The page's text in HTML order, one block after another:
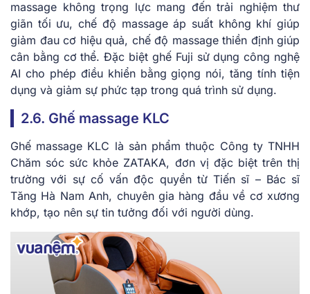
massage không trọng lực mang đến trải nghiệm thư
giãn tối ưu, chế độ massage áp suất không khí giúp
giảm đau cơ hiệu quả, chế độ massage thiền định giúp
cân bằng cơ thể. Đặc biệt ghế Fuji sử dụng công nghệ
AI cho phép điều khiển bằng giọng nói, tăng tính tiện
dụng và giảm sự phức tạp trong quá trình sử dụng.
2.6. Ghế massage KLC
Ghế massage KLC là sản phẩm thuộc Công ty TNHH
Chăm sóc sức khỏe ZATAKA, đơn vị đặc biệt trên thị
trường với sự cố vấn độc quyền từ Tiến sĩ – Bác sĩ
Tăng Hà Nam Anh, chuyên gia hàng đầu về cơ xương
khớp, tạo nên sự tin tưởng đối với người dùng.